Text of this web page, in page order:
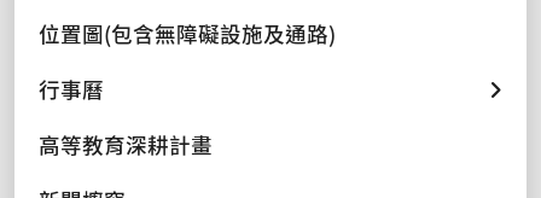
位置圖(包含無障礙設施及通路)
行事曆
高等教育深耕計畫